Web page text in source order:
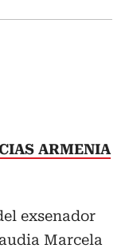
ARMENIA
exsenador
Marcela